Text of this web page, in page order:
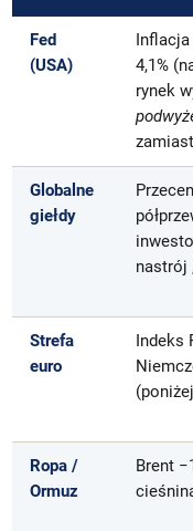
Fed
(USA)
Inflacja
4,1%
rynek
Globalne
giełdy
nastrój
Strefa
euro
Indeks
Ropa /
Ormuz
Brent